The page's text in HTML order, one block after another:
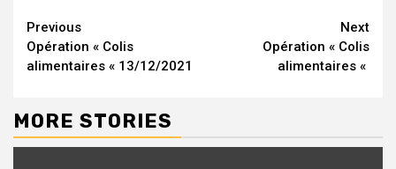
Continue
Reading
Previous
Opération « Colis
alimentaires « 13/12/2021
Next
Opération « Colis
alimentaires «
MORE STORIES